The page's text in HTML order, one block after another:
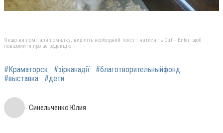
Якщо ви помітили помилку, виділіть необхідний текст і натисніть Ctrl + Enter, щоб
повідомити про це редакцію
#Краматорск #зірканадії
#благотворительныйфонд
#выставка
#дети
Синельченко Юлия